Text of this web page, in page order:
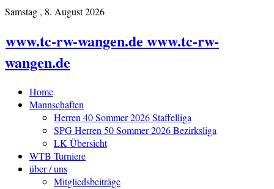
Samstag , 8. August 2026
www.tc-rw-wangen.de www.tc-rw-
wangen.de
Home
Mannschaften
Herren 40 Sommer 2026 Staffelliga
SPG Herren 50 Sommer 2026 Bezirksliga
LK Übersicht
WTB Turniere
über / uns
Mitgliedsbeiträge